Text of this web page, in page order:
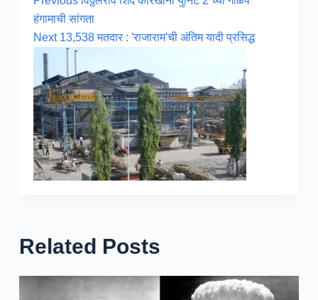
हंगामाची सांगता
Next 13,538 मतदार : 'राजाराम'ची अंतिम यादी प्रसिद्ध
Related Posts